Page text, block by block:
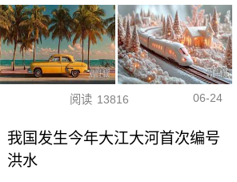
阅读 13816 06-24
我国发生今年大江大河首次编号
洪水